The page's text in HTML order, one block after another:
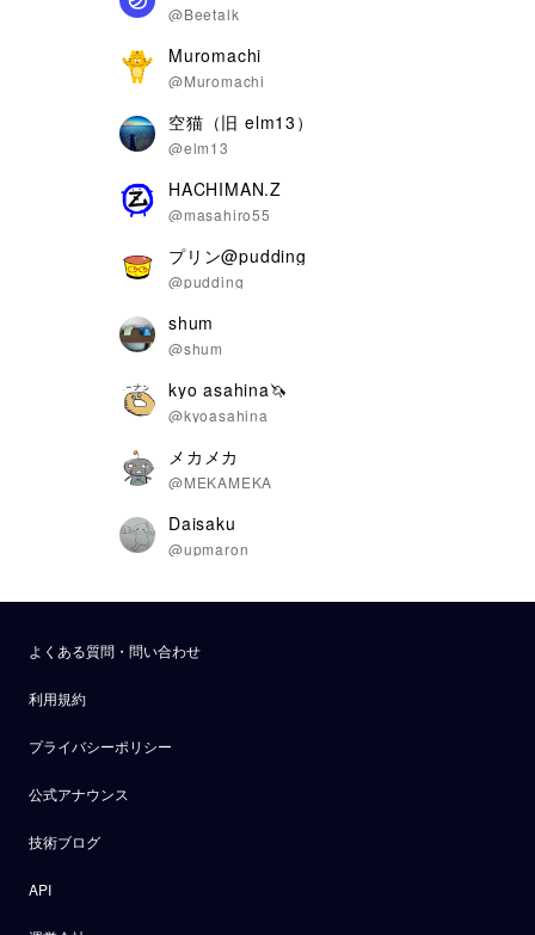
@Beetalk
Muromachi
@Muromachi
空猫（旧 elm13）
@elm13
HACHIMAN.Z
@masahiro55
プリン@pudding
@pudding
shum
@shum
kyo asahina🦄
@kyoasahina
メカメカ
@MEKAMEKA
Daisaku
@upmaron
よくある質問・問い合わせ
利用規約
プライバシーポリシー
公式アナウンス
技術ブログ
API